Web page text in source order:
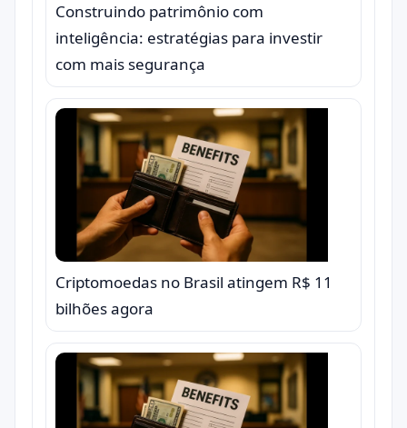
Construindo patrimônio com
inteligência: estratégias para investir
com mais segurança
Criptomoedas no Brasil atingem R$ 11
bilhões agora